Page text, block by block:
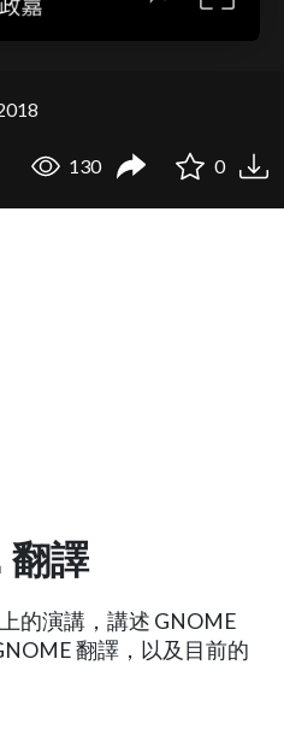
130 0
翻譯
的演講，講述 GNOME
翻譯，以及目前的